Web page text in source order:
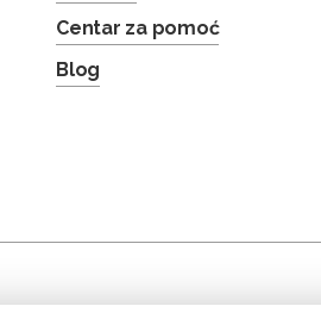
Centar za pomoć
Blog